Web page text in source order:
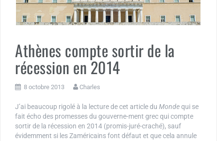
Athènes compte sortir de la
récession en 2014
8 octobre 2013 Charles
J’ai beaucoup rigolé à la lecture de cet article du Mondequi se
fait écho des promesses du gouverne-ment grec qui compte
sortir de la récession en 2014 (promis-juré-craché), sauf
évidemment si les Zaméricains font défaut et que cela annule